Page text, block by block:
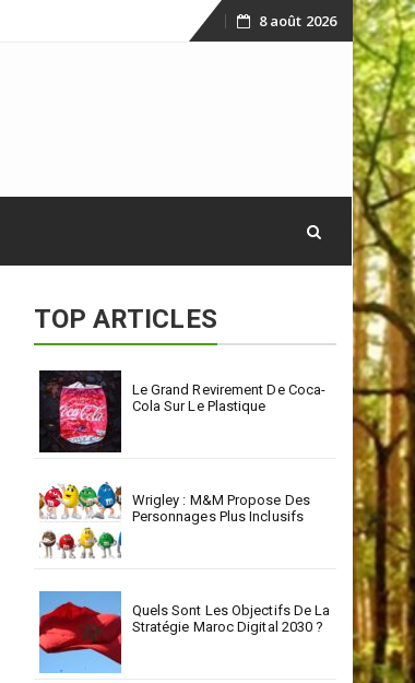
Skip
8 août 2026
TOP ARTICLES
Le Grand Revirement De Coca-
Cola Sur Le Plastique
Wrigley : M&M Propose Des
Personnages Plus Inclusifs
Quels Sont Les Objectifs De La
Stratégie Maroc Digital 2030 ?